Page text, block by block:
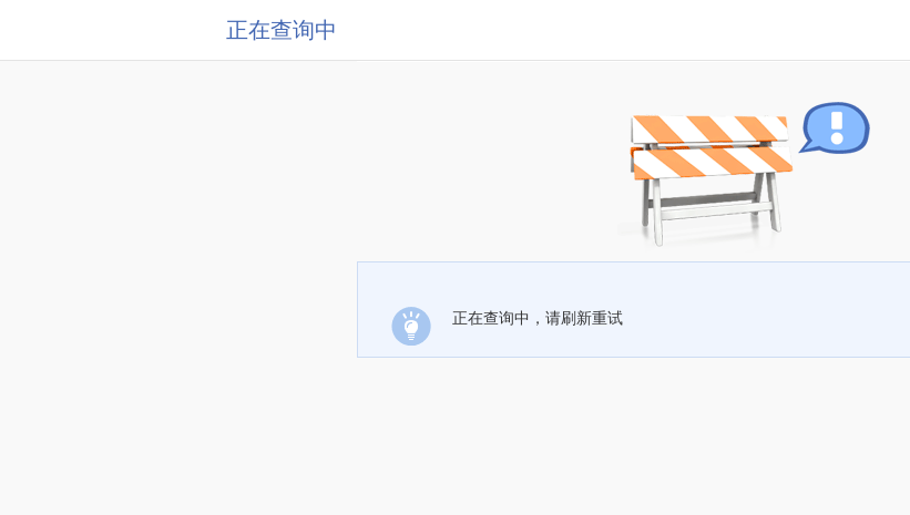
正在查询中
正在查询中，请刷新重试